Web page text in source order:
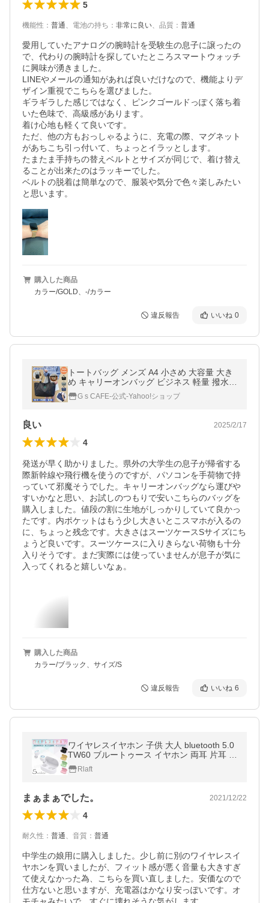
5
機能性 ： 普通、 電池の持ち ： 非常に良い、 品質 ： 普通
愛用していたアナログの腕時計を受験生の息子に譲ったの
で、代わりの腕時計を探していたところスマートウォッチ
に興味が湧きました。
LINEやメールの通知があれば良いだけなので、機能よりデ
ザイン重視でこちらを選びました。
ギラギラした感じではなく、ピンクゴールドっぽく落ち着
いた色味で、高級感があります。
着け心地も軽くて良いです。
ただ、他の方もおっしゃるように、充電の際、マグネット
があちこち引っ付いて、ちょっとイラッとします。
たまたま手持ちの替えベルトとサイズが同じで、着け替え
ることが出来たのはラッキーでした。
ベルトの脱着は簡単なので、服装や気分で色々楽しみたい
と思います。
購入した商品
カラー/GOLD、-/カラー
違反報告 いいね 0
トートバッグ メンズ A4 小さめ 大容量 大き
め キャリーオンバッグ ビジネス 軽量 撥水
防水 レディース おしゃれ 通勤 通学 肩掛け
旅行 シンプル カジュアル
G s CAFE-公式-Yahoo!ショップ
良い 2025/2/17
4
発送が早く助かりました。県外の大学生の息子が帰省する
際新幹線や飛行機を使うのですが、パソコンを手荷物で持
っていて邪魔そうでした。キャリーオンバッグなら運びや
すいかなと思い、お試しのつもりで安いこちらのバッグを
購入しました。値段の割に生地がしっかりしていて良かっ
たです。内ポケットはもう少し大きいとこスマホが入るの
に、ちょっと残念です。大きさはスーツケースSサイズにち
ょうど良いです。スーツケースに入りきらない荷物も十分
入りそうです。まだ実際には使っていませんが息子が気に
入ってくれると嬉しいなぁ。
購入した商品
カラー/ブラック、サイズ/S
違反報告 いいね 6
ワイヤレスイヤホン 子供 大人 bluetooth 5.0
TW60 ブルートゥース イヤホン 両耳 片耳 Hi
-Fi高音質 ワイヤレスヘッドホン 通話
Rlaft
まぁまぁでした。 2021/12/22
4
耐久性 ： 普通、 音質 ： 普通
中学生の娘用に購入しました。少し前に別のワイヤレスイ
ヤホンを買いましたが、フィット感が悪く音量も大きすぎ
て使えなかった為、こちらを買い直しました。安価なので
仕方ないと思いますが、充電器はかなり安っぽいです。オ